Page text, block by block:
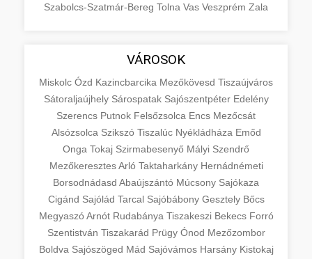
Szabolcs-Szatmár-Bereg Tolna Vas Veszprém Zala
VÁROSOK
Miskolc Ózd Kazincbarcika Mezőkövesd Tiszaújváros
Sátoraljaújhely Sárospatak Sajószentpéter Edelény
Szerencs Putnok Felsőzsolca Encs Mezőcsát
Alsózsolca Szikszó Tiszalúc Nyékládháza Emőd
Onga Tokaj Szirmabesenyő Mályi Szendrő
MezőkeresztesArló Taktaharkány Hernádnémeti
Borsodnádasd Abaújszántó Múcsony Sajókaza
Cigánd Sajólád Tarcal Sajóbábony Gesztely Bőcs
MegyaszóArnót Rudabánya Tiszakeszi Bekecs Forró
Szentistván Tiszakarád Prügy Ónod Mezőzombor
Boldva Sajószöged Mád Sajóvámos Harsány Kistokaj